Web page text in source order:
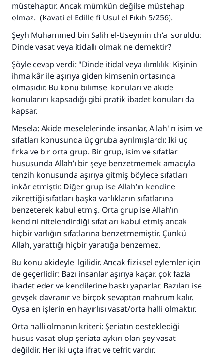
müstehaptır. Ancak mümkün değilse müstehap
olmaz. (Kavati el Edille fi Usul el Fıkıh 5/256).
Şeyh Muhammed bin Salih el-Useymin r.h’a soruldu:
Dinde vasat veya itidallı olmak ne demektir?
Şöyle cevap verdi: "Dinde itidal veya ılımlılık: Kişinin
ihmalkâr ile aşırıya giden kimsenin ortasında
olmasıdır. Bu konu bilimsel konuları ve akide
konularını kapsadığı gibi pratik ibadet konuları da
kapsar.
Mesela: Akide meselelerinde insanlar, Allah'ın isim ve
sıfatları konusunda üç gruba ayrılmışlardı: İki uç
fırka ve bir orta grup. Bir grup, isim ve sıfatlar
hususunda Allah’ı bir şeye benzetmemek amacıyla
tenzih konusunda aşırıya gitmiş böylece sıfatları
inkâr etmiştir. Diğer grup ise Allah’ın kendine
zikrettiği sıfatları başka varlıkların sıfatlarına
benzeterek kabul etmiş. Orta grup ise Allah’ın
kendini nitelendirdiği sıfatları kabul etmiş ancak
hiçbir varlığın sıfatlarına benzetmemiştir. Çünkü
Allah, yarattığı hiçbir yaratığa benzemez.
Bu konu akideyle ilgilidir. Ancak fiziksel eylemler için
de geçerlidir: Bazı insanlar aşırıya kaçar, çok fazla
ibadet eder ve kendilerine baskı yaparlar. Bazıları ise
gevşek davranır ve birçok sevaptan mahrum kalır.
Oysa en işlerin en hayırlısı vasat/orta halli olmaktır.
Orta halli olmanın kriteri: Şeriatın desteklediği
husus vasat olup şeriata aykırı olan şey vasat
değildir. Her iki uçta ifrat ve tefrit vardır.